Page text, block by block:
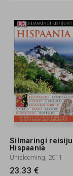
Silmaringi
Hispaania
Ühislooming, 2011
23.33 €